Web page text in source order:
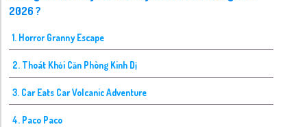
2026 ?
1. Horror Granny Escape
2. Thoát Khỏi Căn Phòng Kinh Dị
3. Car Eats Car Volcanic Adventure
4. Paco Paco